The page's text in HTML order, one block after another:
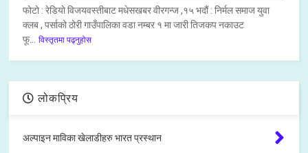
फोटो : रेडियो विजयवस्तीबाट मधेसखबर वीरगन्ज ,१५ भदौं : निर्मल समाज युवा
क्लब , पर्साको ठोरी गाउँपालिका वडा नम्बर १ मा जारी तिजकप नकाउट
फू...
विस्तृतमा पढ्नुहोस
लोकप्रिय
अल्पाइन माविका खेलाडीहरु भारत प्रस्थान